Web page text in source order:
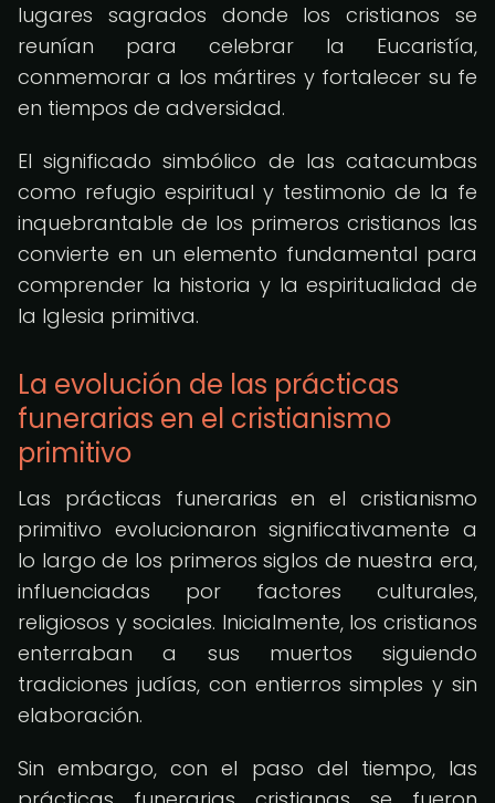
lugares sagrados donde los cristianos se
reunían para celebrar la Eucaristía,
conmemorar a los mártires y fortalecer su fe
en tiempos de adversidad.
El significado simbólico de las catacumbas
como refugio espiritual y testimonio de la fe
inquebrantable de los primeros cristianos las
convierte en un elemento fundamental para
comprender la historia y la espiritualidad de
la Iglesia primitiva.
La evolución de las prácticas
funerarias en el cristianismo
primitivo
Las prácticas funerarias en el cristianismo
primitivo evolucionaron significativamente a
lo largo de los primeros siglos de nuestra era,
influenciadas por factores culturales,
religiosos y sociales. Inicialmente, los cristianos
enterraban a sus muertos siguiendo
tradiciones judías, con entierros simples y sin
elaboración.
Sin embargo, con el paso del tiempo, las